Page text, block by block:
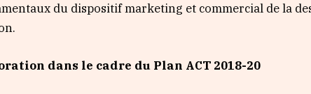
du dispositif marketing et commercial de la
dans le cadre du Plan ACT 2018-20